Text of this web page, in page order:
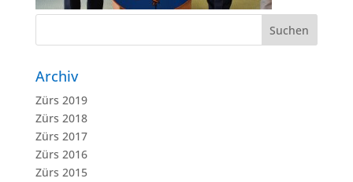
Archiv
Zürs 2019
Zürs 2018
Zürs 2017
Zürs 2016
Zürs 2015